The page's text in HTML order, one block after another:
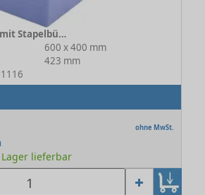
Mehrwegbehälter mit Stapelbügel MB-SB C0402-0029
600 x 400 mm
423 mm
ohne MwSt.
lieferbar